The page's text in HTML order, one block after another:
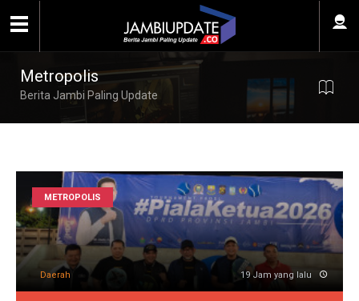
Metropolis
Berita Jambi Paling Update
METROPOLIS
Daerah 19 Jam yang lalu